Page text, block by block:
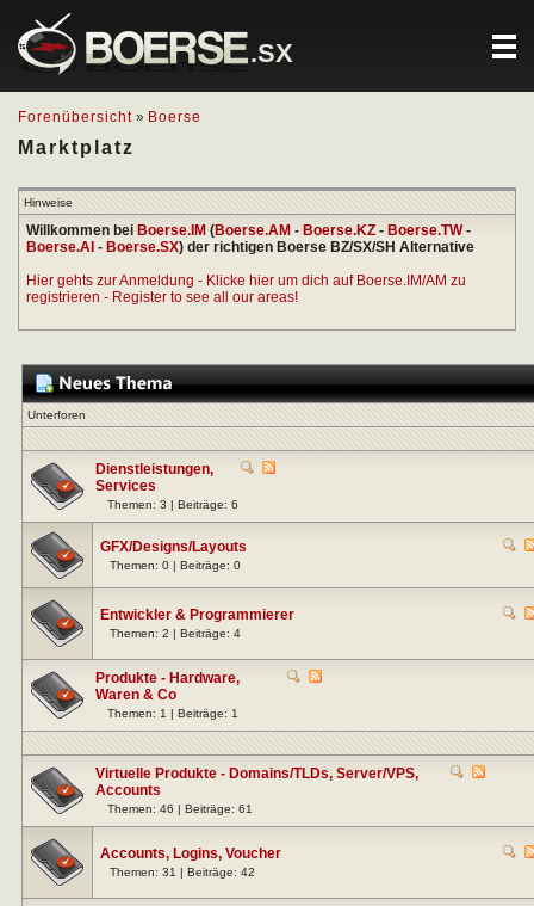
.SX
Forenübersicht » Boerse
Marktplatz
Hinweise
Willkommen bei Boerse.IM (Boerse.AM - Boerse.KZ - Boerse.TW-
Boerse.AI - Boerse.SX) der richtigen Boerse BZ/SX/SH Alternative
Hier gehts zur Anmeldung - Klicke hier um dich auf Boerse.IM/AM zu
registrieren - Register to see all our areas!
Unterforen
Dienstleistungen,
Services
Themen: 3 | Beiträge: 6
GFX/Designs/Layouts
Themen: 0 | Beiträge: 0
Entwickler & Programmierer
Themen: 2 | Beiträge: 4
Produkte - Hardware,
Waren & Co
Themen: 1 | Beiträge: 1
Virtuelle Produkte - Domains/TLDs, Server/VPS,
Accounts
Themen: 46 | Beiträge: 61
Accounts, Logins, Voucher
Themen: 31 | Beiträge: 42